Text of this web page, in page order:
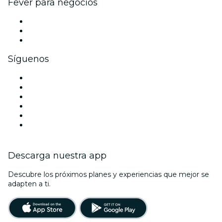
Fever para negocios
Síguenos
Descarga nuestra app
Descubre los próximos planes y experiencias que mejor se
adapten a ti.